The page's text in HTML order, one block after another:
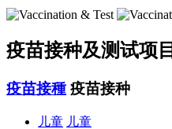
疫苗接种及测试项目
疫苗接種 疫苗接种
儿童 儿童